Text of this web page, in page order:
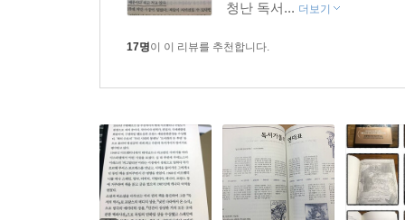
청난 독서... 더보기
17명이 이 리뷰를 추천합니다.